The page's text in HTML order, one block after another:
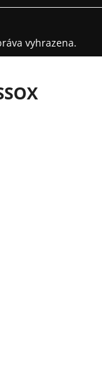
vyhrazena.